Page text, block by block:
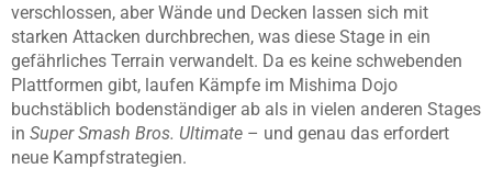
verschlossen, aber Wände und Decken lassen sich mit
starken Attacken durchbrechen, was diese Stage in ein
gefährliches Terrain verwandelt. Da es keine schwebenden
Plattformen gibt, laufen Kämpfe im Mishima Dojo
buchstäblich bodenständiger ab als in vielen anderen Stages
in Super Smash Bros. Ultimate – und genau das erfordert
neue Kampfstrategien.